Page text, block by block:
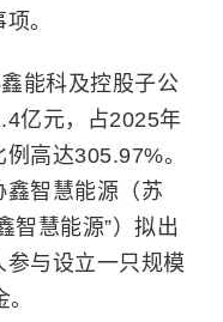
。
能科及控股子公
亿元，占2025年
高达305.97%。
智慧能源（苏
智慧能源”）拟出
与设立一只规模